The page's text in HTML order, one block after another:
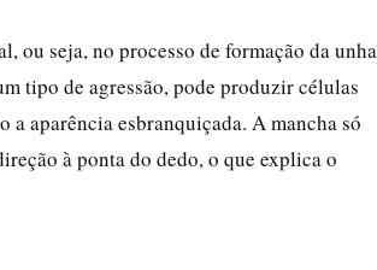
ou seja, no processo de formação da unha
tipo de agressão, pode produzir células
aparência esbranquiçada. A mancha só
à ponta do dedo, o que explica o